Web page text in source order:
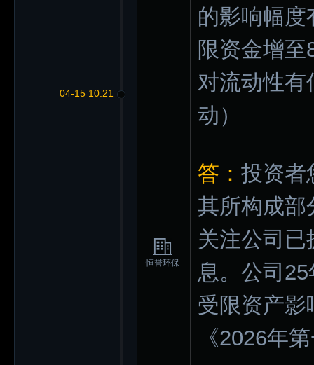
04-15 10:21
的影响幅
限资金增
对流动性有
动）
恒誉环保
答： 投资者
其所构成部
关注公司
息。公司
受限资产
《2026年